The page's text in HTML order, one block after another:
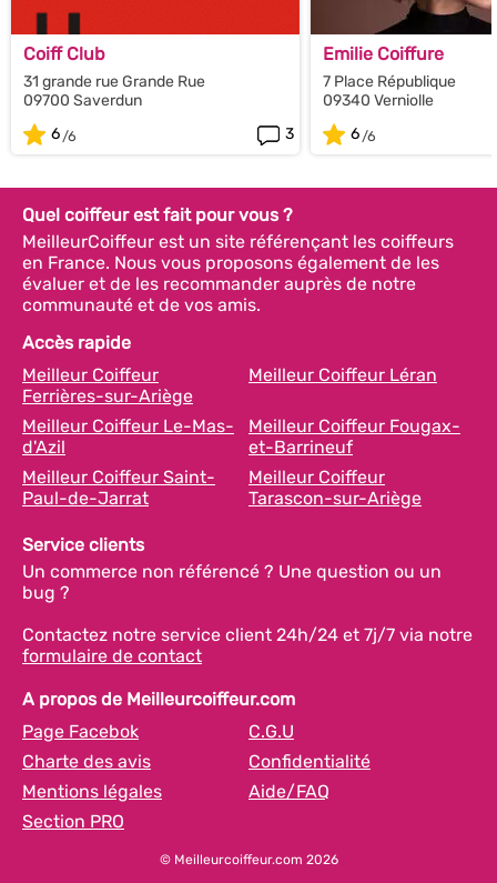
Coiff Club
31 grande rue Grande Rue
09700 Saverdun
6
3
Emilie Coiffure
7 Place République
09340 Verniolle
6
Quel coiffeur est fait pour vous ?
MeilleurCoiffeur est un site référençant les coiffeurs
en France. Nous vous proposons également de les
évaluer et de les recommander auprès de notre
communauté et de vos amis.
Accès rapide
Meilleur Coiffeur
Ferrières-sur-Ariège
Meilleur Coiffeur Léran
Meilleur Coiffeur Le-Mas-
d'Azil
Meilleur Coiffeur Fougax-
et-Barrineuf
Meilleur Coiffeur Saint-
Paul-de-Jarrat
Meilleur Coiffeur
Tarascon-sur-Ariège
Service clients
Un commerce non référencé ? Une question ou un
bug ?
Contactez notre service client 24h/24 et 7j/7 via notre
formulaire de contact
A propos de Meilleurcoiffeur.com
Page Facebok
C.G.U
Charte des avis
Confidentialité
Mentions légales
Aide/FAQ
Section PRO
© Meilleurcoiffeur.com 2026